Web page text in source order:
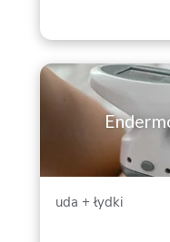
uda + łydki